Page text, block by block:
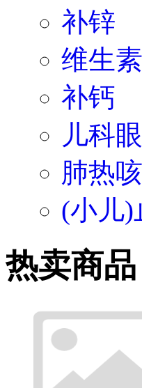
补锌
维生
补钙
儿科
肺热
(小儿)
热卖商品